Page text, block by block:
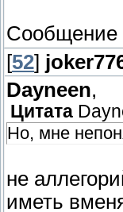
Сообщение
[52]
Dayneen,
Цитата
Но, мне
не
иметь